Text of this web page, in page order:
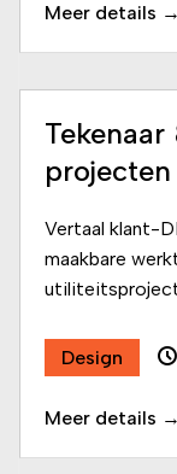
Meer details
projecten
Vertaal klant-
maakbare
Design
Meer details